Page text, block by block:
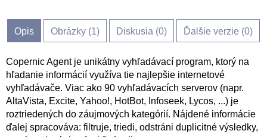
Opis Obrázky (1) Diskusia (0) Ďalšie verzie (0)
Copernic Agent je unikátny vyhľadávací program, ktorý na
hľadanie informácií využíva tie najlepšie internetové
vyhľadávače. Viac ako 90 vyhľadávacích serverov (napr.
AltaVista, Excite, Yahoo!, HotBot, Infoseek, Lycos, ...) je
roztriedených do záujmových kategórií. Nájdené informácie
ďalej spracováva: filtruje, triedi, odstráni duplicitné výsledky,